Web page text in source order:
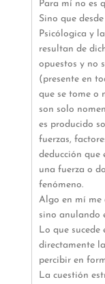
Para mí no es
Sino que
Psicólogica y
resultan de
opuestos y no
(presente en
que se tome o
son solo
es producido
fuerzas,
deducción que
una fuerza o
fenómeno.
Algo en mí me
sino anulando
Lo que
directamente
percibir en
La cuestión